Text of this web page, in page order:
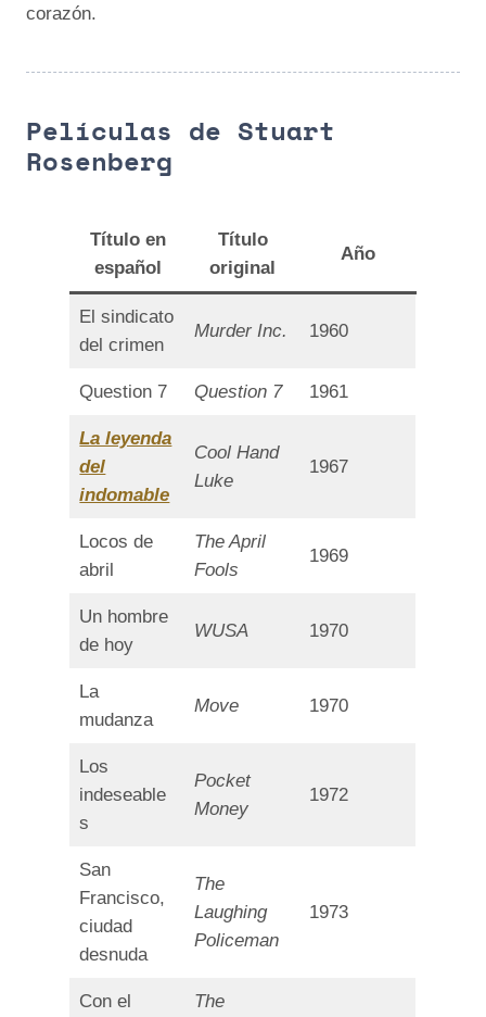
corazón.
Películas de Stuart
Rosenberg
Título en
español
Título
original
Año
El sindicato
del crimen
Murder Inc. 1960
Question 7 Question 7 1961
La leyenda
del
indomable
Cool Hand
Luke
1967
Locos de
abril
The April
Fools
1969
Un hombre
de hoy
WUSA 1970
La
mudanza
Move 1970
Los
indeseable
s
Pocket
Money
1972
San
Francisco,
ciudad
desnuda
The
Laughing
Policeman
1973
Con el
The